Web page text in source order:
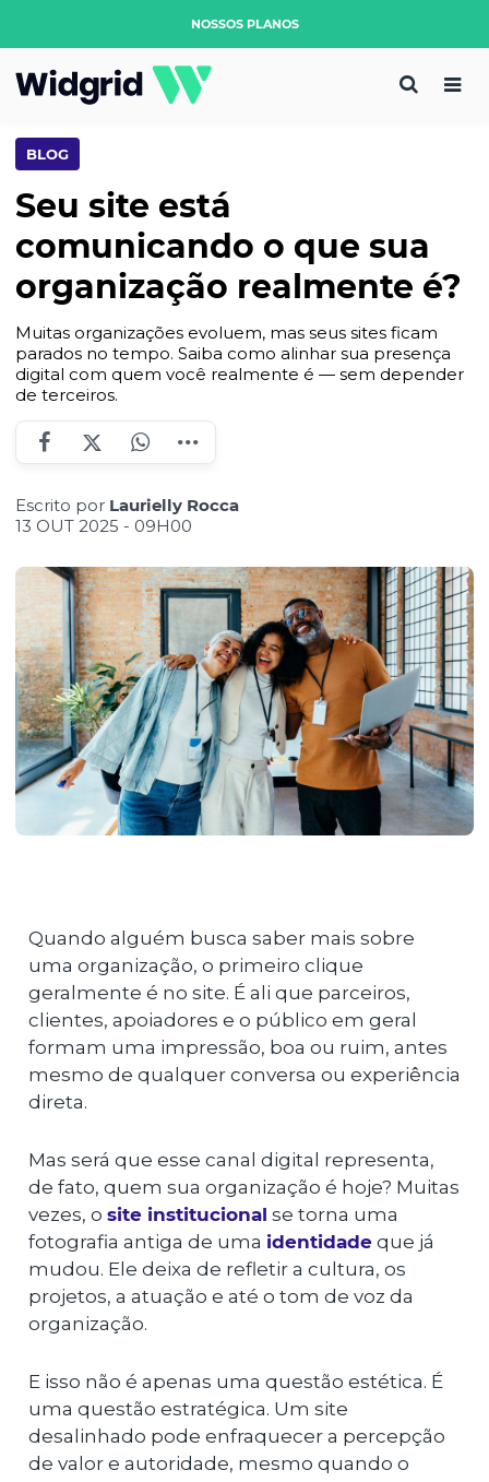
NOSSOS PLANOS
BLOG
Seu site está
comunicando o que sua
organização realmente é?
Muitas organizações evoluem, mas seus sites ficam
parados no tempo. Saiba como alinhar sua presença
digital com quem você realmente é — sem depender
de terceiros.
Escrito por Laurielly Rocca
13 OUT 2025 - 09H00
Quando alguém busca saber mais sobre
uma organização, o primeiro clique
geralmente é no site. É ali que parceiros,
clientes, apoiadores e o público em geral
formam uma impressão, boa ou ruim, antes
mesmo de qualquer conversa ou experiência
direta.
Mas será que esse canal digital representa,
de fato, quem sua organização é hoje? Muitas
vezes, o site institucional se torna uma
fotografia antiga de uma identidade que já
mudou. Ele deixa de refletir a cultura, os
projetos, a atuação e até o tom de voz da
organização.
E isso não é apenas uma questão estética. É
uma questão estratégica. Um site
desalinhado pode enfraquecer a percepção
de valor e autoridade, mesmo quando o